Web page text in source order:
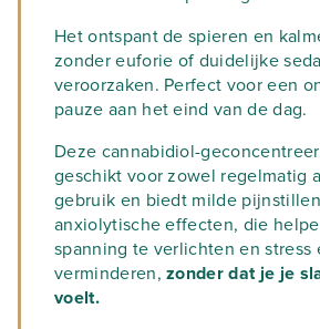
Het ontspant de spieren en
zonder euforie of duidelijke
veroorzaken. Perfect voor een
pauze aan het eind van de dag.
Deze cannabidiol-
geschikt voor zowel regelmatig
gebruik en biedt milde
anxiolytische effecten, die
spanning te verlichten en stress
verminderen,zonder dat je je
voelt.